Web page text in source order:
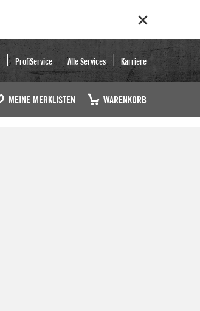
ProfiService Alle Services Karriere
MEINE MERKLISTEN WARENKORB